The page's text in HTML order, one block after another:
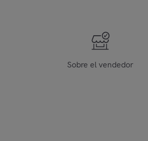
Sobre el vendedor